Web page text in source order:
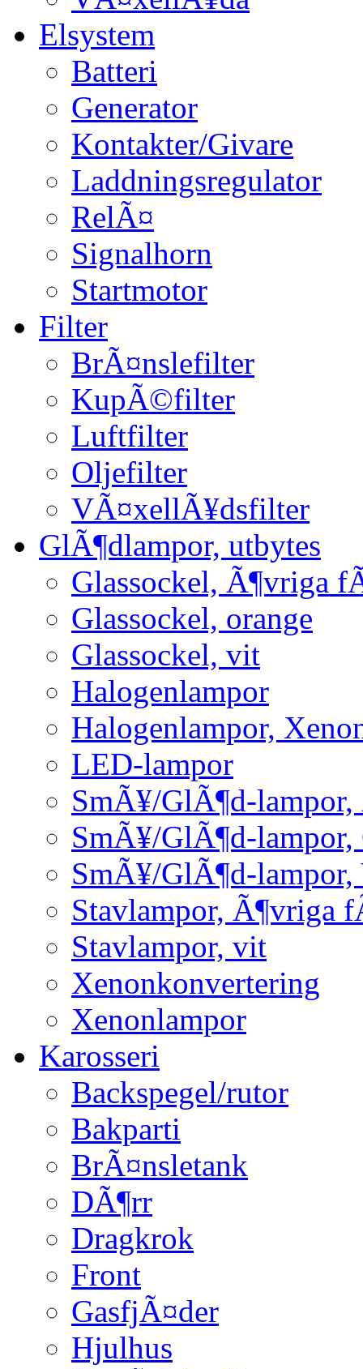
Elsystem
Batteri
Generator
Kontakter/Givare
Laddningsregulator
RelÃ¤
Signalhorn
Startmotor
Filter
BrÃ¤nslefilter
KupÃ©filter
Luftfilter
Oljefilter
VÃ¤xellÃ¥dsfilter
GlÃ¶dlampor, utbytes
Glassockel, Ã¶vriga
Glassockel, orange
Glassockel, vit
Halogenlampor
Halogenlampor,
LED-lampor
SmÃ¥/GlÃ¶d-
SmÃ¥/GlÃ¶d-lampor,
SmÃ¥/GlÃ¶d-
Stavlampor, Ã¶vriga
Stavlampor, vit
Xenonkonvertering
Xenonlampor
Karosseri
Backspegel/rutor
Bakparti
BrÃ¤nsletank
DÃ¶rr
Dragkrok
Front
GasfjÃ¤der
Hjulhus